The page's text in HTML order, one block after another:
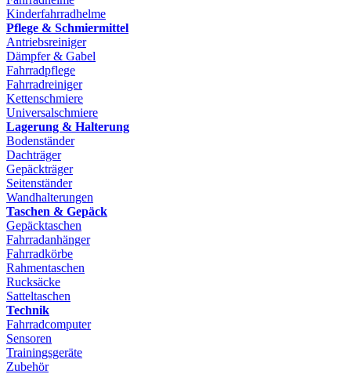
Kinderfahrradhelme
Pflege & Schmiermittel
Antriebsreiniger
Dämpfer & Gabel
Fahrradpflege
Fahrradreiniger
Kettenschmiere
Universalschmiere
Lagerung & Halterung
Bodenständer
Dachträger
Gepäckträger
Seitenständer
Wandhalterungen
Taschen & Gepäck
Gepäcktaschen
Fahrradanhänger
Fahrradkörbe
Rahmentaschen
Rucksäcke
Satteltaschen
Technik
Fahrradcomputer
Sensoren
Trainingsgeräte
Zubehör